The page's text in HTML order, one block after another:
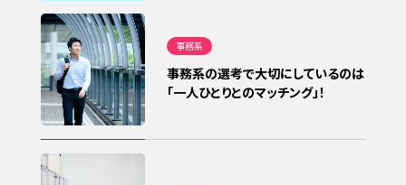
事務系の選考で大切にしているのは
「一人ひとりとのマッチング」！